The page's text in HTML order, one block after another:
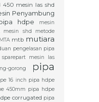
450 mesin las shd
Penyambung
hdpe
mesin
mesin shd
metode
MTA mtb mutiara
pengelasan pipa
sparepart mesin las
gorong
pipa
16 inch pipa hdpe
450mm pipa hdpe
corrugated pipa